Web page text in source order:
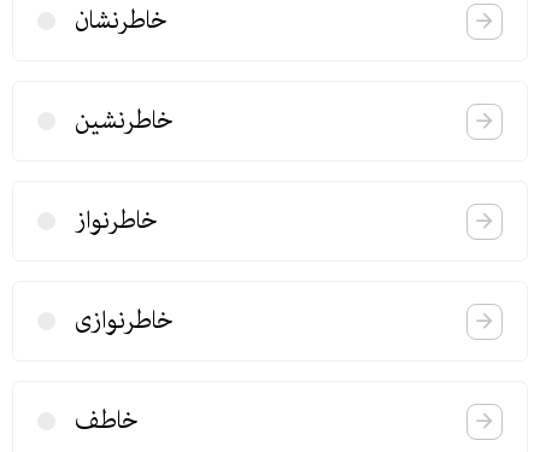
خاطرنشان
خاطرنشین
خاطرنواز
خاطرنوازی
خاطف